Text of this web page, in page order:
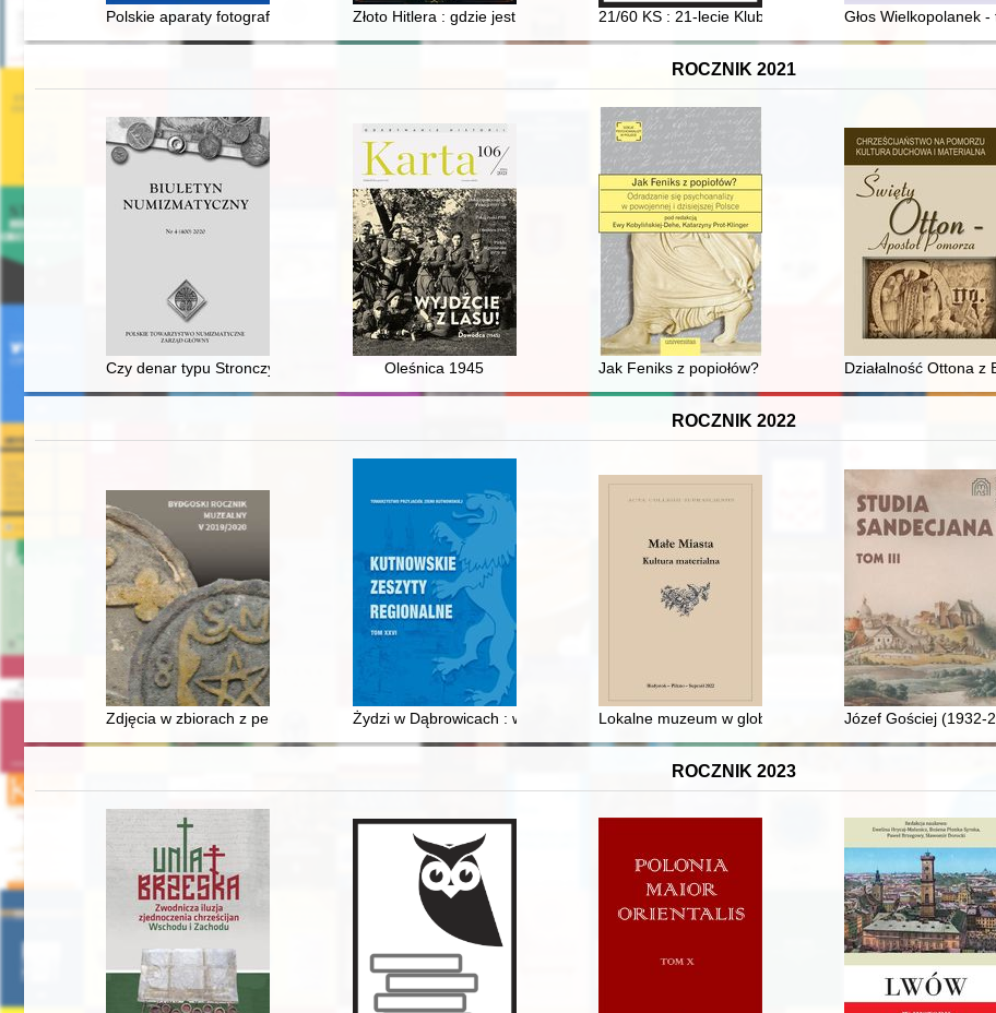
Polskie aparaty fotograficzne 1933-1985 : katalog, cennikZłoto Hitlera : gdzie jest złoty pociąg i inne nazistowskie skarby
21/60 KS : 21-lecie Klubu Studio : 60-lecie Kultury
Głos Wielkopolanek
ROCZNIK 2021
Czy denar typu Stronczyński 54 jest monetą Bolesława Kędzierzawego? : w sprawie mennictwa denarowego na Śląsku w drugiej
Oleśnica 1945 Jak Feniks z popiołów? : odradzanie się psychoanalizy
Działalność Ottona
ROCZNIK 2022
Zdjęcia w zbiorach z perspektywy fotografa : o inicjatywie powołania Bydgoskiego Centrum Fotografii = Photographs in the
Żydzi w Dąbrowicach : wspomnienia, dokumentyLokalne muzeum w globalnym świecie : działalność
Józef Gościej (1932-
ROCZNIK 2023